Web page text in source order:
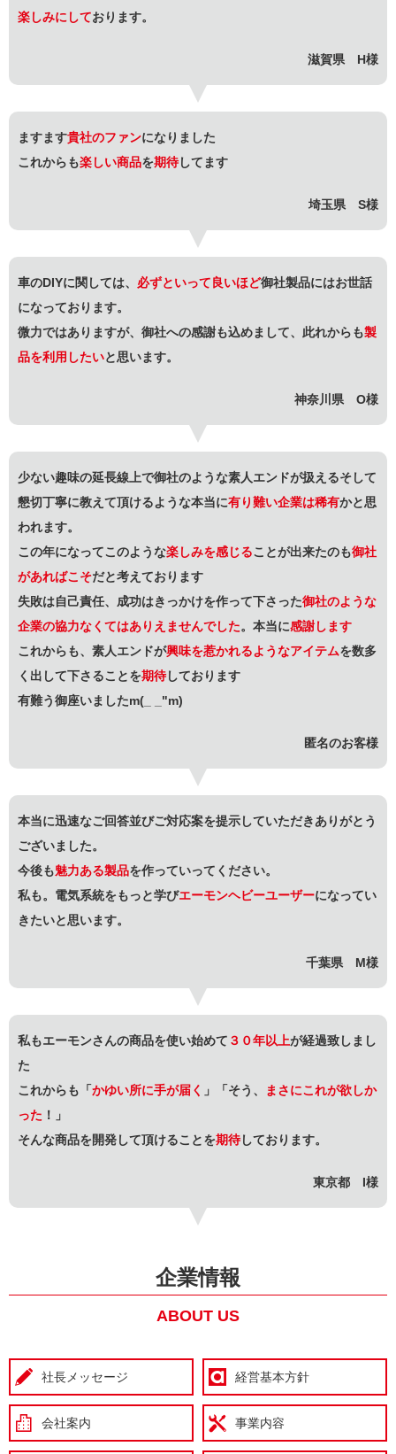
楽しみにしております。
滋賀県 H様
ますます貴社のファンになりました
これからも楽しい商品を期待してます
埼玉県 S様
車のDIYに関しては、 必ずといって良いほど御社製品にはお世話
になっております。
微力ではありますが、御社への感謝も込めまして、此れからも製
品を利用したいと思います。
神奈川県 O様
少ない趣味の延長線上で御社のような素人エンドが扱えるそして
懇切丁寧に教えて頂けるような本当に有り難い企業は稀有かと思
われます。
この年になってこのような楽しみを感じることが出来たのも御社
があればこそだと考えております
失敗は自己責任、成功はきっかけを作って下さった御社のような
企業の協力なくてはありえませんでした。本当に感謝します
これからも、素人エンドが興味を惹かれるようなアイテムを数多
く出して下さることを期待しております
有難う御座いましたm(_ _"m)
匿名のお客様
本当に迅速なご回答並びご対応案を提示していただきありがとう
ございました。
今後も魅力ある製品を作っていってください。
私も。電気系統をもっと学びエーモンヘビーユーザーになってい
きたいと思います。
千葉県 M様
私もエーモンさんの商品を使い始めて ３０年以上が経過致しまし
た
これからも「 かゆい所に手が届く 」「そう、
まさにこれが欲しか
った ！」
そんな商品を開発して頂けることを期待しております。
東京都 I様
企業情報
ABOUT US
社長メッセージ 経営基本方針
会社案内 事業内容